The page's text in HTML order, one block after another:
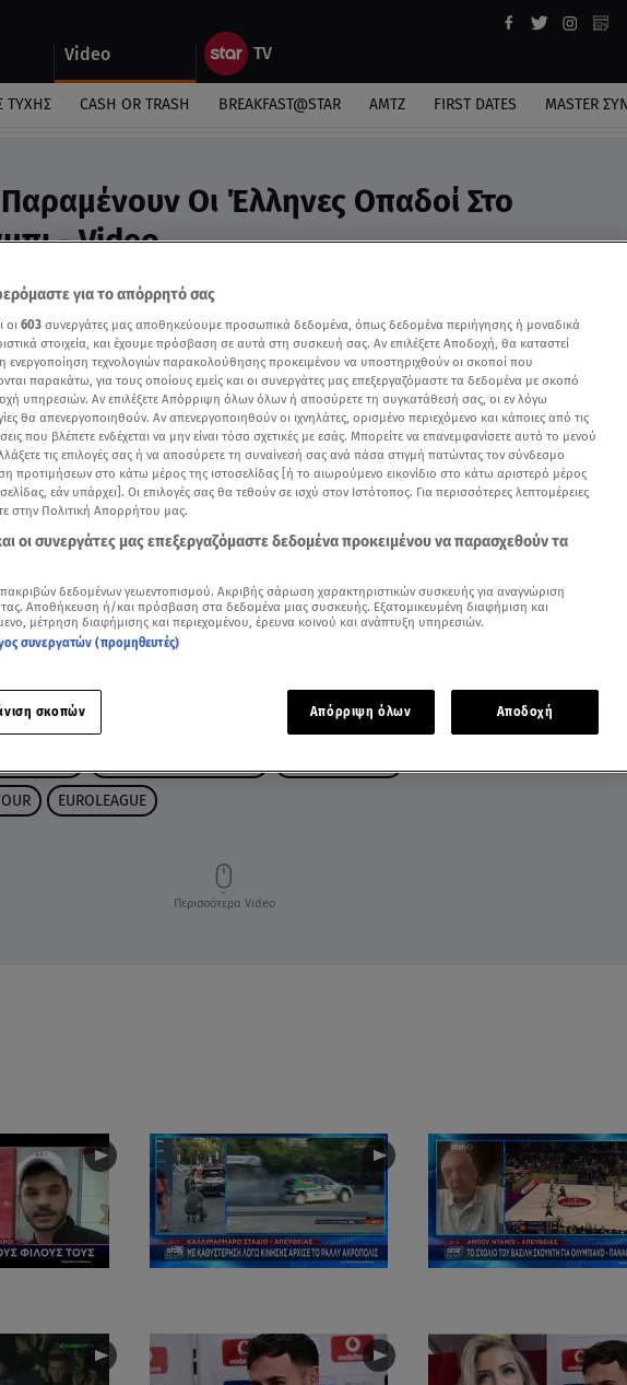
Video
ΤΎΧΗΣ CASH OR TRASH BREAKFAST@STAR ΑΜΤΖ FIRST DATES MASTER
Οι Έλληνες Οπαδοί Στο
- Video
ο μικρός τελικός μεταξύ Ολυπιακού - ΠΑΟ
EUROLEAGUE
Περισσότερα Video
για το απόρρητό σας
οι 603 συνεργάτες μας αποθηκεύουμε προσωπικά δεδομένα, όπως δεδομένα περιήγησης ή μοναδικά
στοιχεία, και έχουμε πρόσβαση σε αυτά στη συσκευή σας. Αν επιλέξετε Αποδοχή, θα καταστεί
ενεργοποίηση τεχνολογιών παρακολούθησης προκειμένου να υποστηριχθούν οι σκοποί που
παρακάτω, για τους οποίους εμείς και οι συνεργάτες μας επεξεργαζόμαστε τα δεδομένα με σκοπό
υπηρεσιών. Αν επιλέξετε Απόρριψη όλων όλων ή αποσύρετε τη συγκατάθεσή σας, οι εν λόγω
θα απενεργοποιηθούν. Αν απενεργοποιηθούν οι ιχνηλάτες, ορισμένο περιεχόμενο και κάποιες από τις
που βλέπετε ενδέχεται να μην είναι τόσο σχετικές με εσάς. Μπορείτε να επανεμφανίσετε αυτό το μενού
τις επιλογές σας ή να αποσύρετε τη συναίνεσή σας ανά πάσα στιγμή πατώντας τον σύνδεσμο
προτιμήσεων στο κάτω μέρος της ιστοσελίδας [ή το αιωρούμενο εικονίδιο στο κάτω αριστερό μέρος
εάν υπάρχει]. Οι επιλογές σας θα τεθούν σε ισχύ στον Ιστότοπος. Για περισσότερες λεπτομέρειες
στην Πολιτική Απορρήτου μας.
οι συνεργάτες μας επεξεργαζόμαστε δεδομένα προκειμένου να παρασχεθούν τα
δεδομένων γεωεντοπισμού. Ακριβής σάρωση χαρακτηριστικών συσκευής για αναγνώριση
Αποθήκευση ή/και πρόσβαση στα δεδομένα μιας συσκευής. Εξατομικευμένη διαφήμιση και
μέτρηση διαφήμισης και περιεχομένου, έρευνα κοινού και ανάπτυξη υπηρεσιών.
συνεργατών (προμηθευτές)
σκοπών Απόρριψη όλων Αποδοχή